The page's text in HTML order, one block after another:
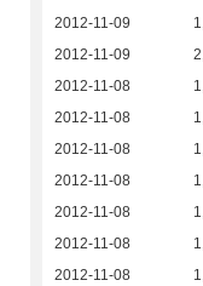
2012-11-09
2012-11-09
2012-11-08
2012-11-08
2012-11-08
2012-11-08
2012-11-08
2012-11-08
2012-11-08